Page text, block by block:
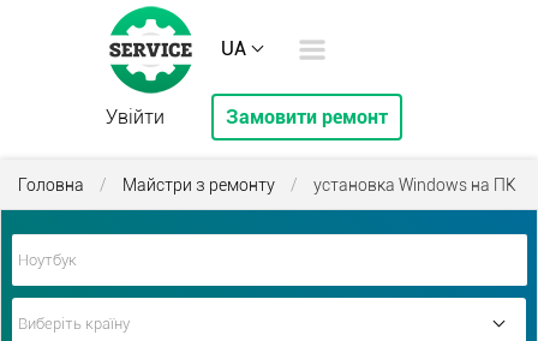
UA
Увійти Замовити ремонт
Головна / Майстри з ремонту / установка Windows на ПК